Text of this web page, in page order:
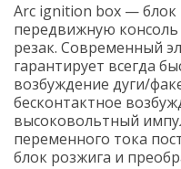
Arc ignition box — блок
передвижную консоль
резак. Современный
гарантирует всегда
возбуждение дуги/
бесконтактное
высоковольтный
переменного тока
блок розжига и